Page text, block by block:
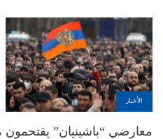
الأخبار
معارضي “باشينيان”